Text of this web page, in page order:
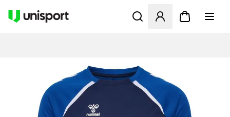
Åbner en Modal til at